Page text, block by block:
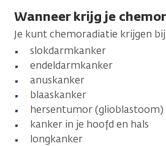
Wanneer krijg je
Je kunt chemoradiatie krijgen
slokdarmkanker
endeldarmkanker
anuskanker
blaaskanker
hersentumor (glioblastoom)
kanker in je hoofd en hals
longkanker